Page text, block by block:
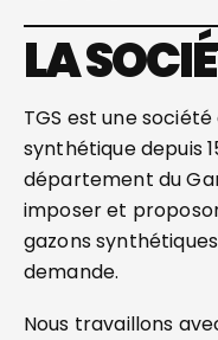
LA
TGS est une
synthétique depuis
département du
imposer et
gazons
demande.
Nous travaillons